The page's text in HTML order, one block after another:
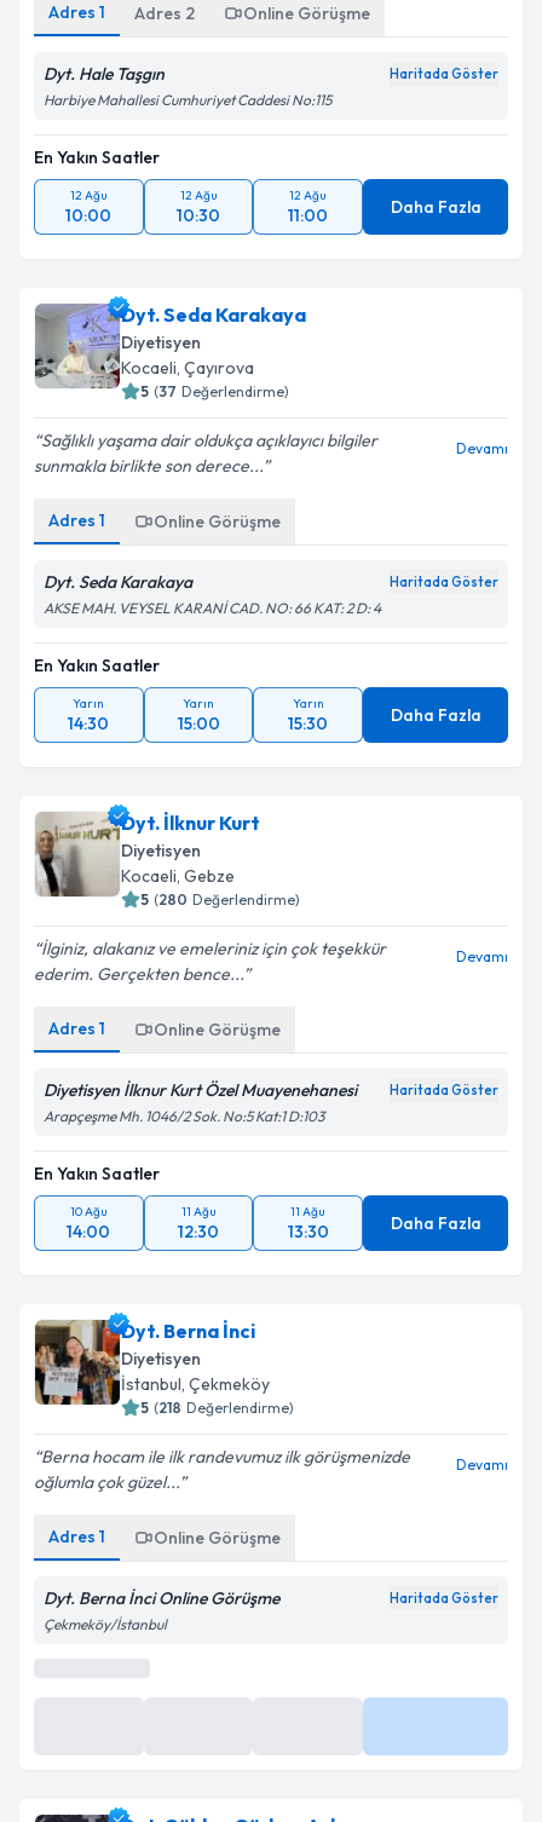
kapsamda işlenmesini kabul ediyorum.
Takvim Talebini Gönder
Adres 1 Adres 2 Online Görüşme
Dyt. Hale Taşgın Haritada Göster
Harbiye Mahallesi Cumhuriyet Caddesi No:115
En Yakın Saatler
12 Ağu
10:00
12 Ağu
10:30
12 Ağu
11:00 Daha Fazla
Dyt. Seda Karakaya
Diyetisyen
Kocaeli, Çayırova
5 (37 Değerlendirme)
Sağlıklı yaşama dair oldukça açıklayıcı bilgiler
sunmakla birlikte son derece...
Devamı
Adres 1 Online Görüşme
Dyt. Seda Karakaya Haritada Göster
AKSE MAH. VEYSEL KARANİ CAD. NO: 66 KAT: 2 D: 4
En Yakın Saatler
Yarın
14:30
Yarın
15:00
Yarın
15:30 Daha Fazla
Dyt. İlknur Kurt
Diyetisyen
Kocaeli, Gebze
5 (280 Değerlendirme)
İlginiz, alakanız ve emeleriniz için çok teşekkür
ederim. Gerçekten bence...
Devamı
Adres 1 Online Görüşme
Diyetisyen İlknur Kurt Özel Muayenehanesi Haritada Göster
Arapçeşme Mh. 1046/2 Sok. No:5 Kat:1 D:103
En Yakın Saatler
10 Ağu
14:00
11 Ağu
12:30
11 Ağu
13:30 Daha Fazla
Dyt. Berna İnci
Diyetisyen
İstanbul, Çekmeköy
5 (218 Değerlendirme)
Berna hocam ile ilk randevumuz ilk görüşmenizde
oğlumla çok güzel...
Devamı
Adres 1 Online Görüşme
Dyt. Berna İnci Online Görüşme Haritada Göster
Çekmeköy/İstanbul